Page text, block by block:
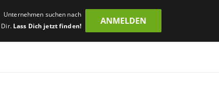
Unternehmen suchen nach
Dir. Lass Dich jetzt finden!
ANMELDEN